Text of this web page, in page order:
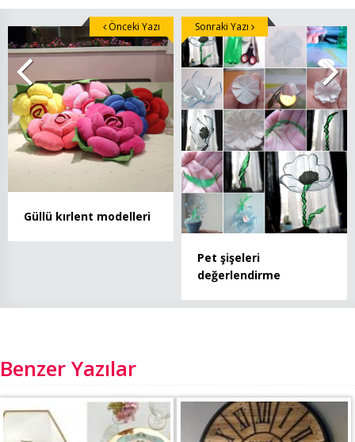
Güllü kırlent modelleri
Önceki Yazı
Pet şişeleri
değerlendirme
Sonraki Yazı
Benzer Yazılar